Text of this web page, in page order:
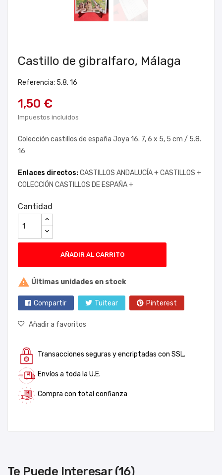
Castillo de gibralfaro, Málaga
Referencia: 5.8. 16
1,50 €
Impuestos incluidos
Colección castillos de españa Joya 16. 7, 6 x 5, 5 cm / 5.8.
16
Enlaces directos: CASTILLOS ANDALUCÍA +CASTILLOS +
COLECCIÓN CASTILLOS DE ESPAÑA +
Cantidad
AÑADIR AL CARRITO
 Últimas unidades en stock
Compartir Tuitear Pinterest
Añadir a favoritos
Transacciones seguras y encriptadas con SSL.
Envíos a toda la U.E.
Compra con total confianza
Te Puede Interesar (16)